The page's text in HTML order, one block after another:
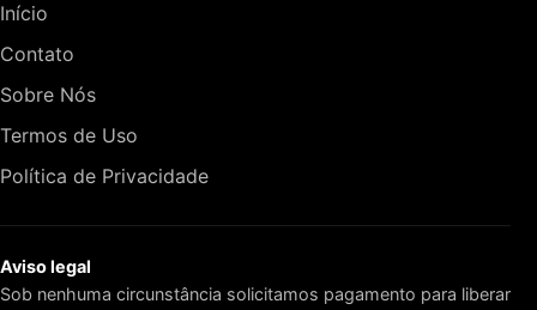
Início
Contato
Sobre Nós
Termos de Uso
Política de Privacidade
Aviso legal
Sob nenhuma circunstância solicitamos pagamento para liberar